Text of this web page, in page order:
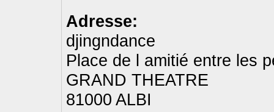
Adresse:
djingndance
Place de l amitié entre les
GRAND THEATRE
81000 ALBI